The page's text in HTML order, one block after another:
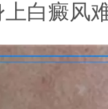
白癜风